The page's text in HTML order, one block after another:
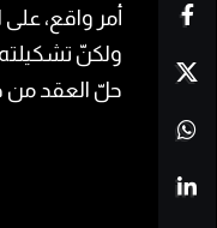
أمر واقع،
ولكنّ
حلّ العقد من